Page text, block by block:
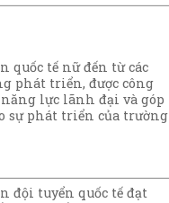
quốc tế nữ đến từ các
phát triển, được công
lực lãnh đại và góp
sự phát triển của trường
đội tuyển quốc tế đạt